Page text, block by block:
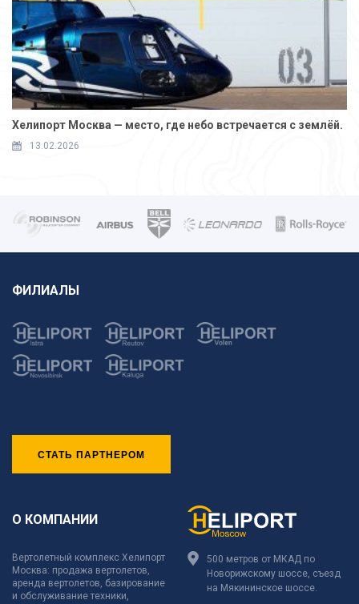
Хелипорт Москва — место, где небо встречается с землёй.
13.02.2026
ФИЛИАЛЫ
СТАТЬ ПАРТНЕРОМ
О КОМПАНИИ
Вертолетный комплекс Хелипорт
Москва: продажа вертолетов,
аренда вертолетов, базирование
и обслуживание техники,
500 метров от МКАД по
Новорижскому шоссе, съезд
на Мякининское шоссе.